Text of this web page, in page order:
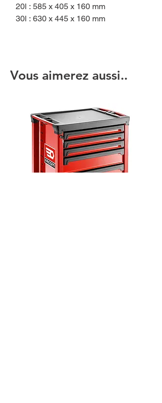
20l : 585 x 405 x 160 mm
30l : 630 x 445 x 160 mm
Vous aimerez aussi..